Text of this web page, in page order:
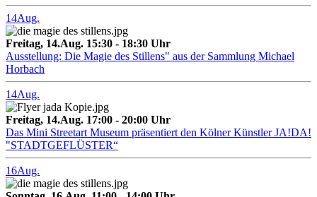
14Aug.
Freitag, 14.Aug. 15:30 - 18:30 Uhr
Ausstellung: Die Magie des Stillens" aus der Sammlung Michael
Horbach
14Aug.
Freitag, 14.Aug. 17:00 - 20:00 Uhr
Das Mini Streetart Museum präsentiert den Kölner Künstler JA!DA!
"STADTGEFLÜSTER“
16Aug.